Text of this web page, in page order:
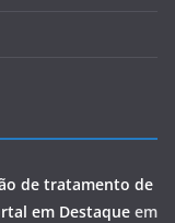
de tratamento de
em Destaque em